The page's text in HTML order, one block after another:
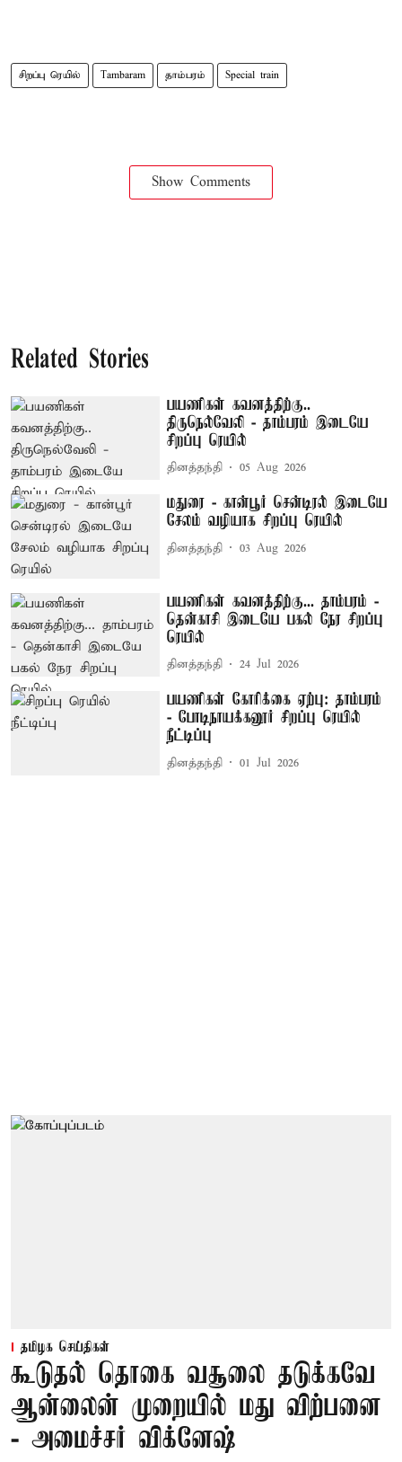
சிறப்பு ரெயில் Tambaram தாம்பரம் Special train
Show Comments
Related Stories
பயணிகள் கவனத்திற்கு..
திருநெல்வேலி - தாம்பரம் இடையே
சிறப்பு ரெயில்
தினத்தந்தி 05 Aug 2026
மதுரை - கான்பூர் சென்டிரல் இடையே
சேலம் வழியாக சிறப்பு ரெயில்
தினத்தந்தி 03 Aug 2026
பயணிகள் கவனத்திற்கு... தாம்பரம் -
தென்காசி இடையே பகல் நேர சிறப்பு
ரெயில்
தினத்தந்தி 24 Jul 2026
பயணிகள் கோரிக்கை ஏற்பு: தாம்பரம்
- போடிநாயக்கனூர் சிறப்பு ரெயில்
நீட்டிப்பு
தினத்தந்தி 01 Jul 2026
தமிழக செய்திகள்
கூடுதல் தொகை வசூலை தடுக்கவே
ஆன்லைன் முறையில் மது விற்பனை
- அமைச்சர் விக்னேஷ்